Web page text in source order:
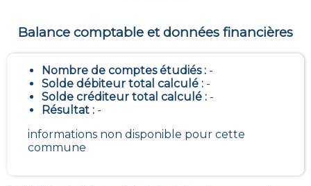
Balance comptable et données financières
Nombre de comptes étudiés : -
Solde débiteur total calculé : -
Solde créditeur total calculé : -
Résultat : -
informations non disponible pour cette
commune